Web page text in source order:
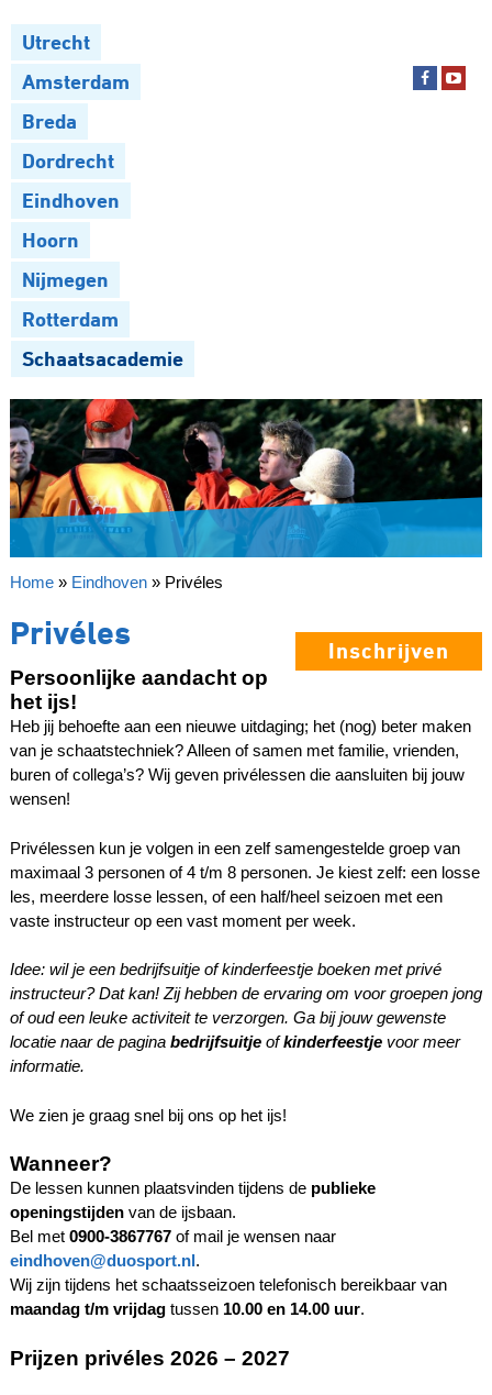
Utrecht
Amsterdam
Breda
Dordrecht
Eindhoven
Hoorn
Nijmegen
Rotterdam
Schaatsacademie
Home» Eindhoven» Privéles
Inschrijven
Privéles
Persoonlijke aandacht op
het ijs!
Heb jij behoefte aan een nieuwe uitdaging; het (nog) beter maken
van je schaatstechniek? Alleen of samen met familie, vrienden,
buren of collega’s? Wij geven privélessen die aansluiten bij jouw
wensen!
Privélessen kun je volgen in een zelf samengestelde groep van
maximaal 3 personen of 4 t/m 8 personen. Je kiest zelf: een losse
les, meerdere losse lessen, of een half/heel seizoen met een
vaste instructeur op een vast moment per week.
Idee: wil je een bedrijfsuitje of kinderfeestje boeken met privé
instructeur? Dat kan! Zij hebben de ervaring om voor groepen jong
of oud een leuke activiteit te verzorgen. Ga bij jouw gewenste
locatie naar de pagina bedrijfsuitjeofkinderfeestjevoor meer
informatie.
We zien je graag snel bij ons op het ijs!
Wanneer?
De lessen kunnen plaatsvinden tijdens de publieke
openingstijdenvan de ijsbaan.
Bel met 0900-3867767of mail je wensen naar
eindhoven@duosport.nl.
Wij zijn tijdens het schaatsseizoen telefonisch bereikbaar van
maandag t/m vrijdagtussen 10.00 en 14.00 uur.
Prijzen privéles 2026 – 2027